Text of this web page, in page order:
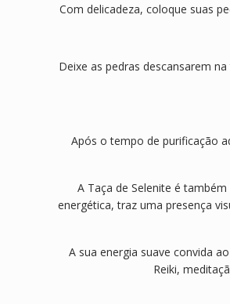
Com delicadeza, coloque suas
Deixe as pedras descansarem
Após o tempo de purificação
A Taça de Selenite é
energética, traz uma presença
A sua energia suave convida
Reiki,